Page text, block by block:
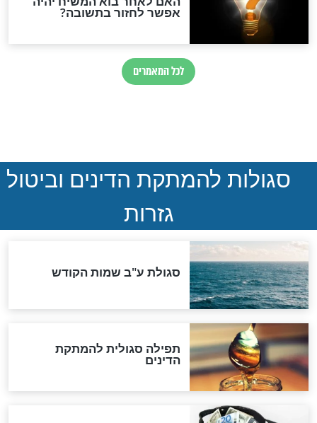
ההזדמנות
בשר מתורבת ייחשב פרווה
חדשות יהדות
ההסכם החשאי של טראמפ
ואיראן: בלי שקיפות ועם הרבה
סימני שאלה
המסמך האבוד שנחשף
במרתפי מוסקבה: כתב היד
הנדיר של הרשב"ם התגלה